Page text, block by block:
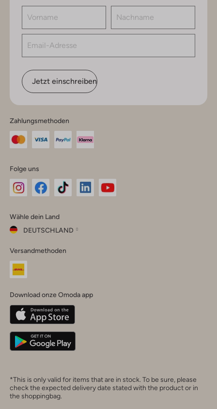
Jetzt einschreiben
Zahlungsmethoden
Folge uns
Instagram
Facebook
TikTok
Wähle dein Land
DEUTSCHLAND
dein
Land
Belgique(Français)
Deutschland
Versandmethoden
Download onze Omoda app
*This is only valid for items that are in stock. To be sure, please
check the expected delivery date stated with the product or in
the shoppingbag.